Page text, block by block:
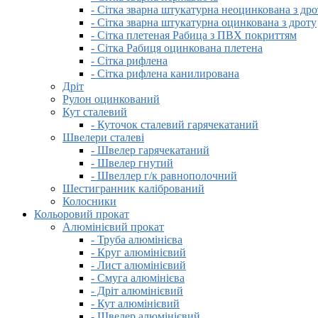
- Сітка зварна штукатурна неоцинкована з
- Сітка зварна штукатурна оцинкована з дроту
- Сітка плетеная Рабица з ПВХ покриттям
- Сітка Рабиця оцинкована плетена
- Сітка рифлена
- Сітка рифлена канилирована
Дріт
Рулон оцинкований
Кут сталевий
- Куточок сталевий гарячекатаний
Швелери сталеві
- Швелер гарячекатаний
- Швелер гнутий
- Швеллер г/к равнополочний
Шестигранник калібрований
Колосники
Кольоровий прокат
Алюмінієвий прокат
- Труба алюмінієва
- Круг алюмінієвий
- Лист алюмінієвий
- Смуга алюмінієва
- Дріт алюмінієвий
- Кут алюмінієвий